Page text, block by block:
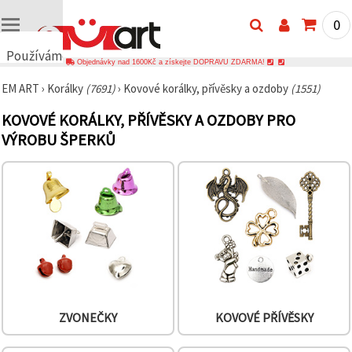
Používáme
🍪
cookies a
podobné
technologie,
fungování
zlepšili vaše
používání a
s vaším
souhlasem
zobrazovali
relevantnější
0
Objednávky nad 1600Kč a získejte DOPRAVU ZDARMA!
EM ART › Korálky (7691)› Kovové korálky, přívěsky a ozdoby (1551)
KOVOVÉ KORÁLKY, PŘÍVĚSKY A OZDOBY PRO
VÝROBU ŠPERKŮ
ZVONEČKY KOVOVÉ PŘÍVĚSKY